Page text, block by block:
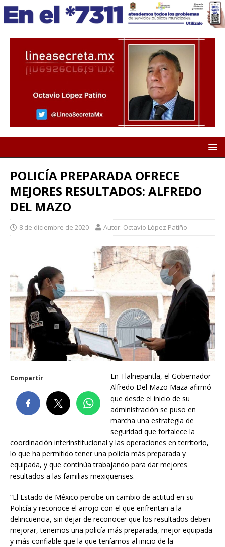
POLICÍA PREPARADA OFRECE
MEJORES RESULTADOS: ALFREDO
DEL MAZO
8 de diciembre de 2020 Autor: Octavio López Patiño
Compartir
En Tlalnepantla, el Gobernador
Alfredo Del Mazo Maza afirmó
que desde el inicio de su
administración se puso en
marcha una estrategia de
seguridad que fortalece la
coordinación interinstitucional y las operaciones en territorio,
lo que ha permitido tener una policía más preparada y
equipada, y que continúa trabajando para dar mejores
resultados a las familias mexiquenses.
“El Estado de México percibe un cambio de actitud en su
Policía y reconoce el arrojo con el que enfrentan a la
delincuencia, sin dejar de reconocer que los resultados deben
mejorar, tenemos una policía más preparada, mejor equipada
y más confiable que la que teníamos al inicio de la